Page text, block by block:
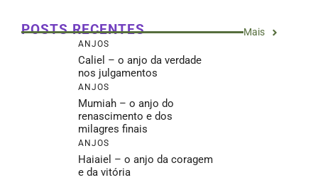
POSTS RECENTES Mais
ANJOS
Caliel – o anjo da verdade
nos julgamentos
ANJOS
Mumiah – o anjo do
renascimento e dos
milagres finais
ANJOS
Haiaiel – o anjo da coragem
e da vitória